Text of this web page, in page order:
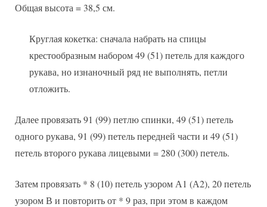
Общая высота = 38,5 см.
Круглая кокетка: сначала набрать на спицы
крестообразным набором 49 (51) петель для каждого
рукава, но изнаночный ряд не выполнять, петли
отложить.
Далее провязать 91 (99) петлю спинки, 49 (51) петель
одного рукава, 91 (99) петель передней части и 49 (51)
петель второго рукава лицевыми = 280 (300) петель.
Затем провязать * 8 (10) петель узором А1 (А2), 20 петель
узором В и повторить от * 9 раз, при этом в каждом